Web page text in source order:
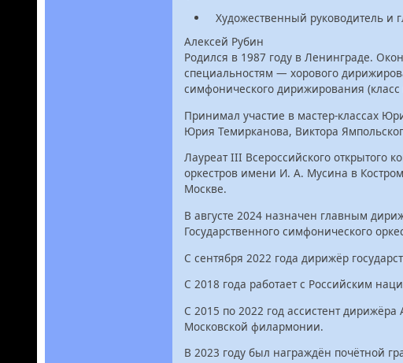
Художественный руководитель
Алексей Рубин
Родился в 1987 году в Ленинграде.
специальностям — хорового
симфонического дирижирования
Принимал участие в мастер-классах
Юрия Темирканова, Виктора
Лауреат III Всероссийского открытого
оркестров имени И. А. Мусина в
Москве.
В августе 2024 назначен главным
Государственного симфонического
С сентября 2022 года дирижёр
С 2018 года работает с Российским
C 2015 по 2022 год ассистент
Московской филармонии.
В 2023 году был награждён почётной